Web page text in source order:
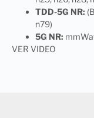
TDD-5G NR:
n79)
5G NR:
VER VIDEO